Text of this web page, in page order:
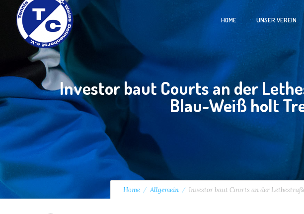
HOME UNSER VEREIN
Investor baut Courts an der
Blau-Weiß holt
Home Allgemein Investor baut Courts an der